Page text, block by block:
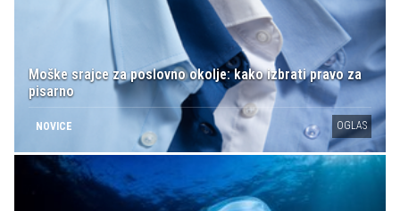
Moške srajce za poslovno okolje: kako izbrati pravo za
pisarno
NOVICE OGLAS